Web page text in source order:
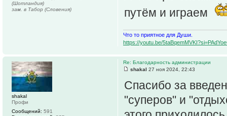
путём и играем
Что то приятное для Души.
https://youtu.be/
(Шотландия)
зам. в Табор (Словения)
Re: Благодарность администрации
shakal 27 ноя 2024, 22:43
Спасибо за
"суперов" и
shakal
Профи
Сообщений: 591